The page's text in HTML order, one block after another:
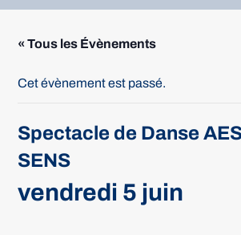
« Tous les Évènements
Cet évènement est passé.
Spectacle de Danse
SENS
vendredi 5 juin